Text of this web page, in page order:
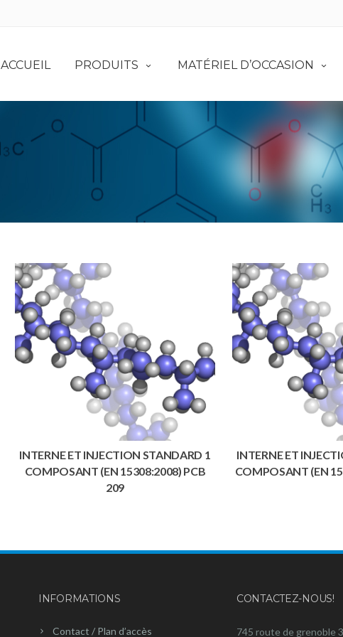
ACCUEIL PRODUITS MATÉRIEL D’OCCASION
INTERNE ET INJECTION STANDARD 1
COMPOSANT (EN 15308:2008) PCB
209
INTERNE ET
COMPOSANT (EN
INFORMATIONS
Contact / Plan d’accès
CONTACTEZ-NOUS!
745 route de grenoble